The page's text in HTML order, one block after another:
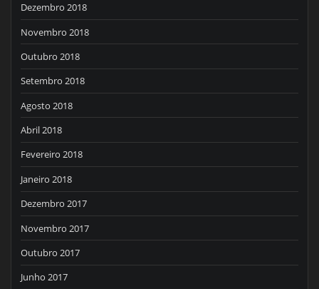
Dezembro 2018
Novembro 2018
Outubro 2018
Setembro 2018
Agosto 2018
Abril 2018
Fevereiro 2018
Janeiro 2018
Dezembro 2017
Novembro 2017
Outubro 2017
Junho 2017